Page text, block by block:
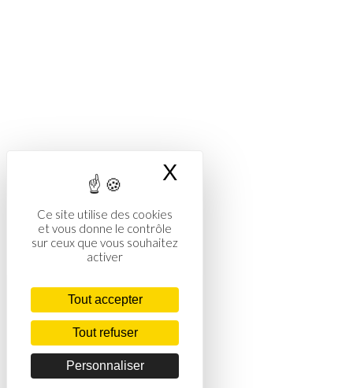
Ce site utilise des cookies
et vous donne le contrôle
sur ceux que vous souhaitez
activer
Tout accepter
Tout refuser
Personnaliser
X